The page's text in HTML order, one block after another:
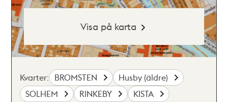
Visa på karta
Kvarter: BROMSTEN
Husby (äldre)
SOLHEM
RINKEBY
KISTA